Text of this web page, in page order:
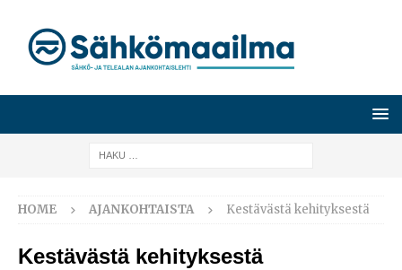
HOME AJANKOHTAISTA Kestävästä kehityksestä
Kestävästä kehityksestä